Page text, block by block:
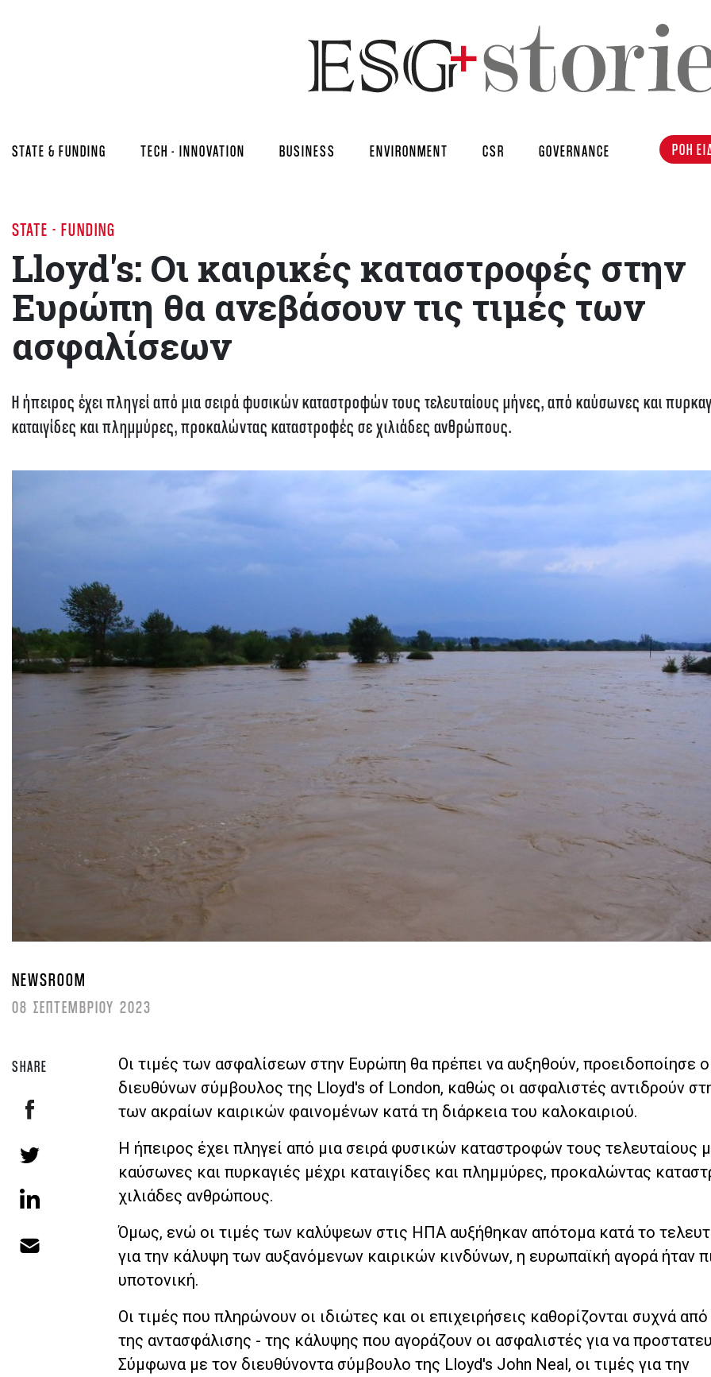
STATE & FUNDING TECH - INNOVATION BUSINESS ENVIRONMENT CSR GOVERNANCE ΡΟΗ
STATE - FUNDING
Lloyd's: Οι καιρικές καταστροφές στην
Ευρώπη θα ανεβάσουν τις τιμές των
ασφαλίσεων
Η ήπειρος έχει πληγεί από μια σειρά φυσικών καταστροφών τους τελευταίους μήνες, από καύσωνες και
καταιγίδες και πλημμύρες, προκαλώντας καταστροφές σε χιλιάδες ανθρώπους.
NEWSROOM
08 ΣΕΠΤΕΜΒΡΙΟΥ 2023
SHARE
Οι τιμές των ασφαλίσεων στην Ευρώπη θα πρέπει να αυξηθούν, προειδοποίησε ο
διευθύνων σύμβουλος της Lloyd's of London, καθώς οι ασφαλιστές αντιδρούν
των ακραίων καιρικών φαινομένων κατά τη διάρκεια του καλοκαιριού.
Η ήπειρος έχει πληγεί από μια σειρά φυσικών καταστροφών τους τελευταίους
καύσωνες και πυρκαγιές μέχρι καταιγίδες και πλημμύρες, προκαλώντας
χιλιάδες ανθρώπους.
Όμως, ενώ οι τιμές των καλύψεων στις ΗΠΑ αυξήθηκαν απότομα κατά το
για την κάλυψη των αυξανόμενων καιρικών κινδύνων, η ευρωπαϊκή αγορά ήταν
υποτονική.
Οι τιμές που πληρώνουν οι ιδιώτες και οι επιχειρήσεις καθορίζονται συχνά
της αντασφάλισης - της κάλυψης που αγοράζουν οι ασφαλιστές για να
Σύμφωνα με τον διευθύνοντα σύμβουλο της Lloyd's John Neal, οι τιμές για την